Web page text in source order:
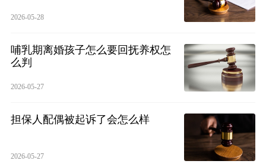
2026-05-28
哺乳期离婚孩子怎么要回抚养权怎
么判
2026-05-27
担保人配偶被起诉了会怎么样
2026-05-27